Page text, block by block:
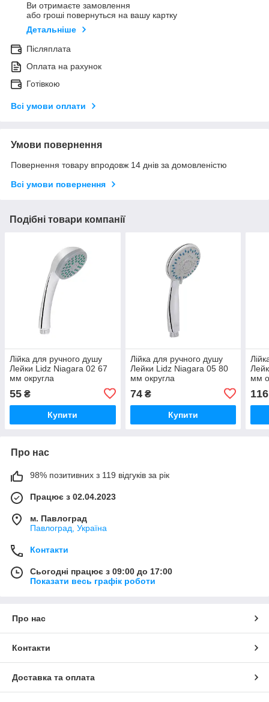
Ви отримаєте замовлення
або гроші повернуться на вашу картку
Детальніше
Післяплата
Оплата на рахунок
Готівкою
Всі умови оплати
Умови повернення
Повернення товару впродовж 14 днів за домовленістю
Всі умови повернення
Подібні товари компанії
Лійка для ручного душу
Лейки Lidz Niagara 02 67
мм округла
Chrome
55 ₴
Купити
Лійка для ручного душу
Лейки Lidz Niagara 05 80
мм округла
Chrome
74₴
Купити
мм
116
Про нас
98% позитивних з 119 відгуків за рік
Працює з 02.04.2023
м. Павлоград
Павлоград, Україна
Контакти
Сьогодні працює з 09:00 до 17:00
Показати весь графік роботи
Про нас
Контакти
Доставка та оплата